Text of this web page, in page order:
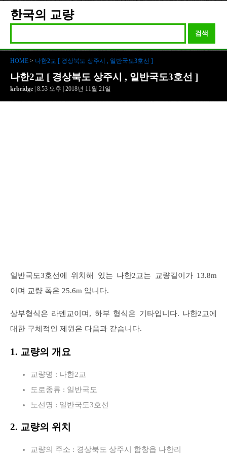
한국의 교량
검색
HOME > 나한2교 [ 경상북도 상주시 , 일반국도3호선 ]
나한2교 [ 경상북도 상주시 , 일반국도3호선 ]
krbridge | 8:53 오후 | 2018년 11월 21일
일반국도3호선에 위치해 있는 나한2교는 교량길이가 13.8m
이며 교량 폭은 25.6m 입니다.
상부형식은 라멘교이며, 하부 형식은 기타입니다. 나한2교에
대한 구체적인 제원은 다음과 같습니다.
1. 교량의 개요
교량명 : 나한2교
도로종류 : 일반국도
노선명 : 일반국도3호선
2. 교량의 위치
교량의 주소 : 경상북도 상주시 함창읍 나한리